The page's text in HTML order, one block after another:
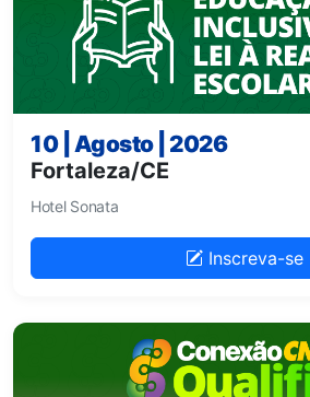
10 | Agosto | 2026
Fortaleza/CE
Hotel Sonata
Inscreva-se